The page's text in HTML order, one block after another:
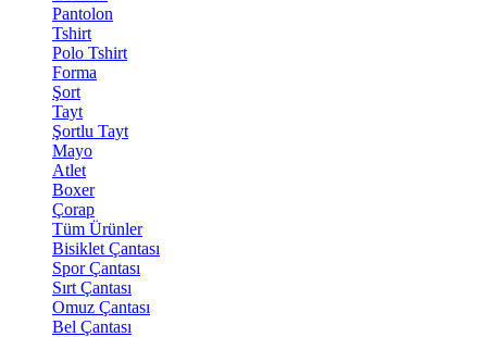
Pantolon
Tshirt
Polo Tshirt
Forma
Şort
Tayt
Şortlu Tayt
Mayo
Atlet
Boxer
Çorap
Tüm Ürünler
Bisiklet Çantası
Spor Çantası
Sırt Çantası
Omuz Çantası
Bel Çantası